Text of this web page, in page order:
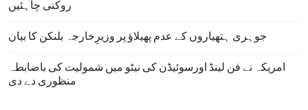
روکنی چاہئیں
جوہری ہتھیاروں کے عدم پھیلاؤ پر وزیرِخارجہ بلنکن کا بیان
امریکہ نے فن لینڈ اورسوئیڈن کی نیٹو میں شمولیت کی باضابطہ
منظوری دے دی